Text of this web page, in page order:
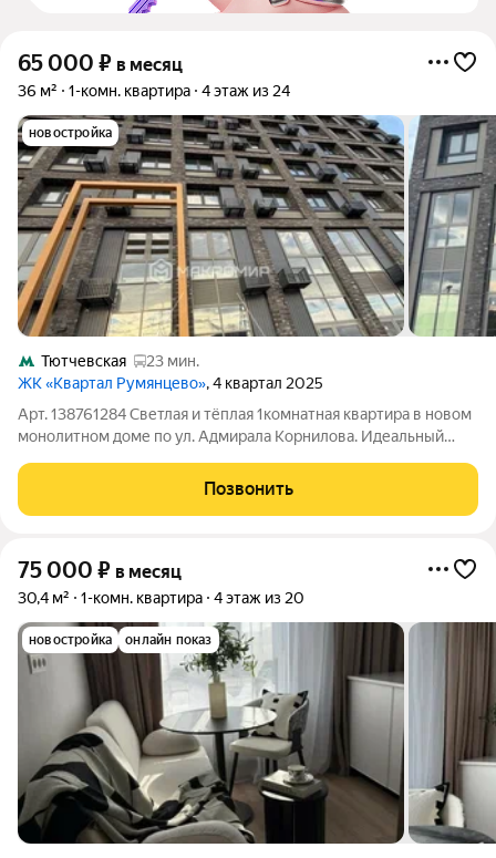
65 000 ₽ в месяц
36 м² 1-комн. квартира 4 этаж из 24
новостройка
Тютчевская
23 мин.
ЖК «Квартал Румянцево», 4 квартал 2025
Арт. 138761284 Светлая и тёплая 1комнатная квартира в новом
монолитном доме по ул. Адмирала Корнилова. Идеальный
отделку и удобную транспортную доступность по выгодной
цене. Новая квартира! Никто
Позвонить
75 000 ₽ в месяц
30,4 м² 1-комн. квартира 4 этаж из 20
новостройка онлайн показ